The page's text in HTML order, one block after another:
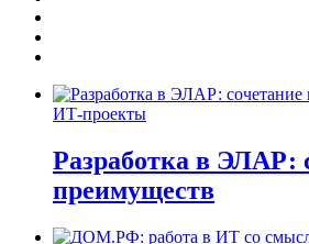
ИТ-проекты
Разработка в ЭЛАР:
преимуществ